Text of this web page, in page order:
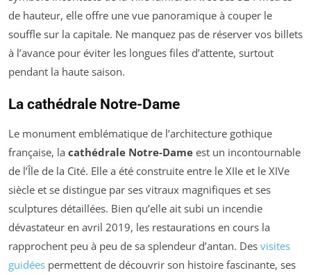
de hauteur, elle offre une vue panoramique à couper le
souffle sur la capitale. Ne manquez pas de réserver vos billets
à l’avance pour éviter les longues files d’attente, surtout
pendant la haute saison.
La cathédrale Notre-Dame
Le monument emblématique de l’architecture gothique
française, la cathédrale Notre-Dame est un incontournable
de l’Île de la Cité. Elle a été construite entre le XIIe et le XIVe
siècle et se distingue par ses vitraux magnifiques et ses
sculptures détaillées. Bien qu’elle ait subi un incendie
dévastateur en avril 2019, les restaurations en cours la
rapprochent peu à peu de sa splendeur d’antan. Des visites
guidées permettent de découvrir son histoire fascinante, ses